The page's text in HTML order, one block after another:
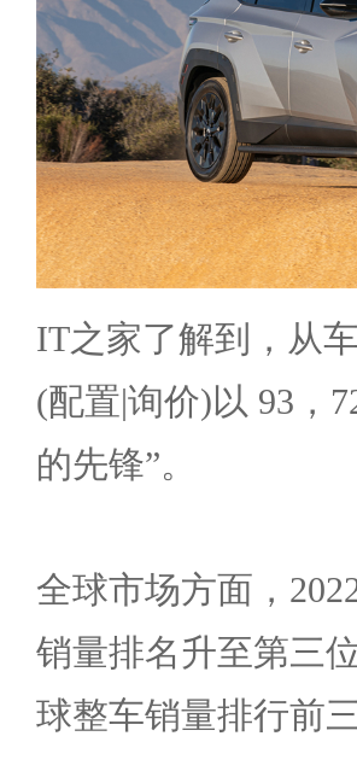
IT之家了解到，从
(配置|询价)以 93，
的先锋”。
全球市场方面，
销量排名升至第三
球整车销量排行前三